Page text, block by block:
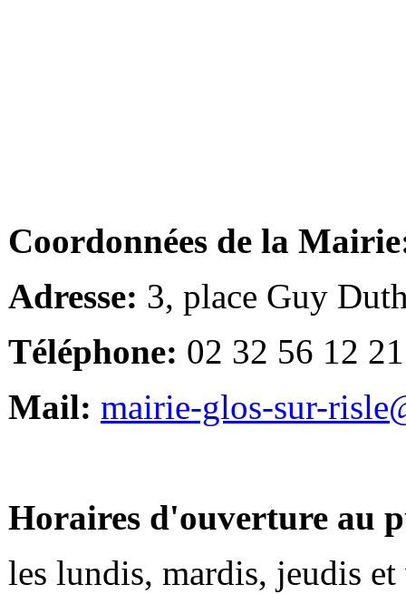
Coordonnées de la
Adresse: 3, place Guy
Téléphone: 02 32 56 12 21
Mail: mairie-glos-sur-
Horaires d'ouverture au
les lundis, mardis, jeudis et